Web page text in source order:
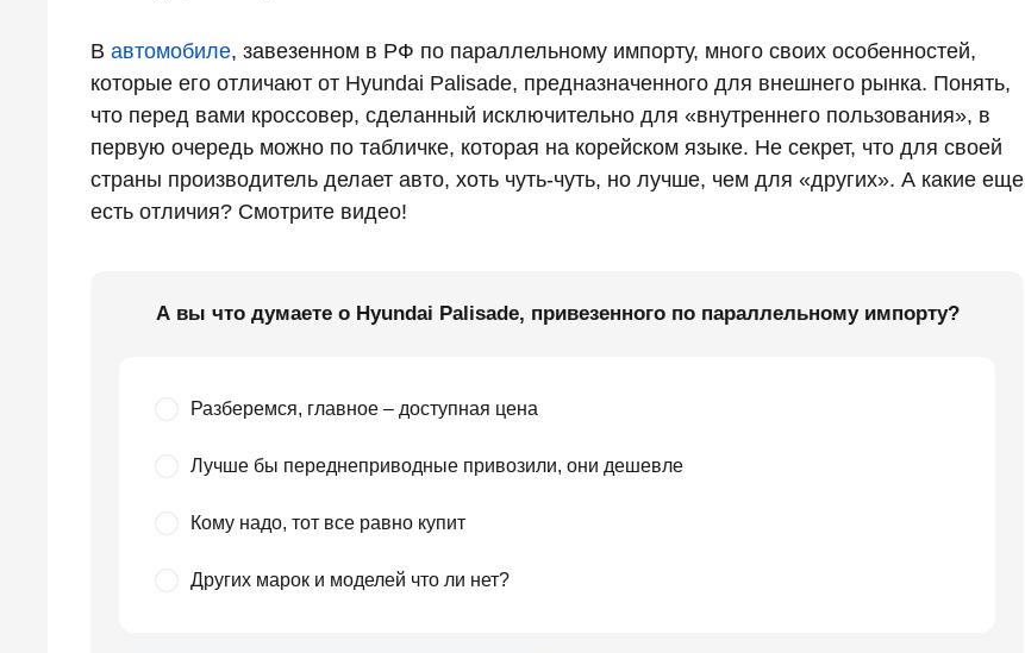
В автомобиле, завезенном в РФ по параллельному импорту, много своих особенностей,
которые его отличают от Hyundai Palisade, предназначенного для внешнего рынка. Понять,
что перед вами кроссовер, сделанный исключительно для «внутреннего пользования», в
первую очередь можно по табличке, которая на корейском языке. Не секрет, что для своей
страны производитель делает авто, хоть чуть-чуть, но лучше, чем для «других». А какие еще
есть отличия? Смотрите видео!
А вы что думаете о Hyundai Palisade, привезенного по параллельному импорту?
Разберемся, главное – доступная цена
Лучше бы переднеприводные привозили, они дешевле
Кому надо, тот все равно купит
Других марок и моделей что ли нет?